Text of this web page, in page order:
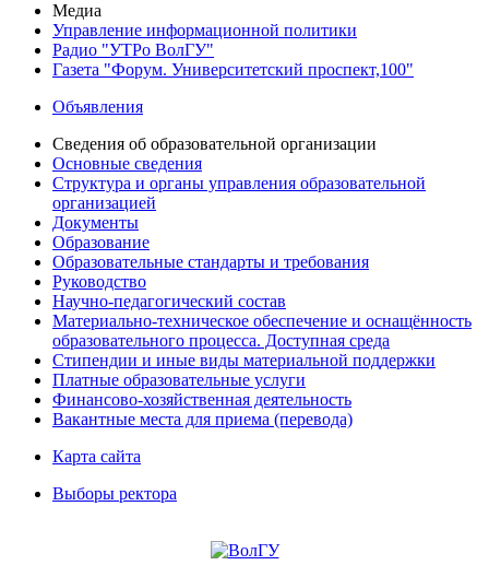
Медиа
Управление информационной политики
Радио "УТРо ВолГУ"
Газета "Форум. Университетский проспект,100"
Объявления
Сведения об образовательной организации
Основные сведения
Структура и органы управления образовательной
организацией
Документы
Образование
Образовательные стандарты и требования
Руководство
Научно-педагогический состав
Материально-техническое обеспечение и оснащённость
образовательного процесса. Доступная среда
Стипендии и иные виды материальной поддержки
Платные образовательные услуги
Финансово-хозяйственная деятельность
Вакантные места для приема (перевода)
Карта сайта
Выборы ректора